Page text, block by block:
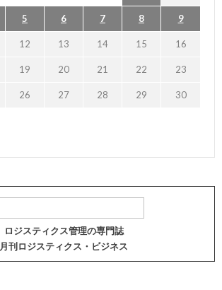
5 6 7 8 9
12 13 14 15 16
19 20 21 22 23
26 27 28 29 30
ロジスティクス管理の専門誌
月刊ロジスティクス・ビジネス